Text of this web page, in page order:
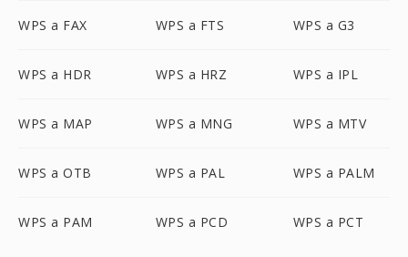
WPS a FAX WPS a FTS WPS a G3
WPS a HDR WPS a HRZ WPS a IPL
WPS a MAP WPS a MNG WPS a MTV
WPS a OTB WPS a PAL WPS a PALM
WPS a PAM WPS a PCD WPS a PCT